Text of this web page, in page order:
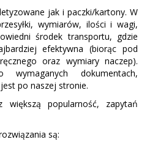
jak i paczki/kartony. W
wymiarów, ilości i wagi,
środek transportu, gdzie
efektywna (biorąc pod
oraz wymiary naczep).
dokumentach,
po naszej stronie.
większą popularność, zapytań
są: